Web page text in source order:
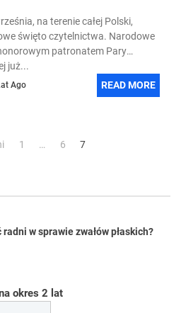
na terenie całej Polski,
święto czytelnictwa. Narodowe
patronatem Pary
już...
Ago READ MORE
1 … 6 7
w sprawie zwałów płaskich?
okres 2 lat